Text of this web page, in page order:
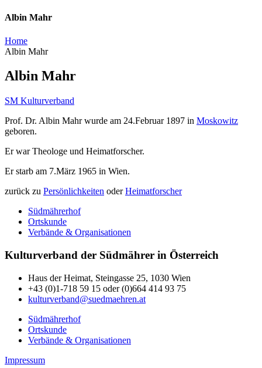
Albin Mahr
Home
Albin Mahr
Albin Mahr
SM Kulturverband
Prof. Dr. Albin Mahr wurde am 24.Februar 1897 in Moskowitz
geboren.
Er war Theologe und Heimatforscher.
Er starb am 7.März 1965 in Wien.
zurück zu Persönlichkeiten oderHeimatforscher
Südmährerhof
Ortskunde
Verbände & Organisationen
Kulturverband der Südmährer in Österreich
Haus der Heimat, Steingasse 25, 1030 Wien
+43 (0)1-718 59 15 oder (0)664 414 93 75
kulturverband@suedmaehren.at
Südmährerhof
Ortskunde
Verbände & Organisationen
Impressum